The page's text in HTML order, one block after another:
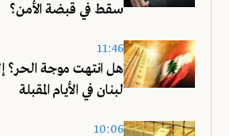
سقط في قبضة الأمن؟
11:46
هل انتهت موجة الحر؟
لبنان في الأيام المقبلة
10:06